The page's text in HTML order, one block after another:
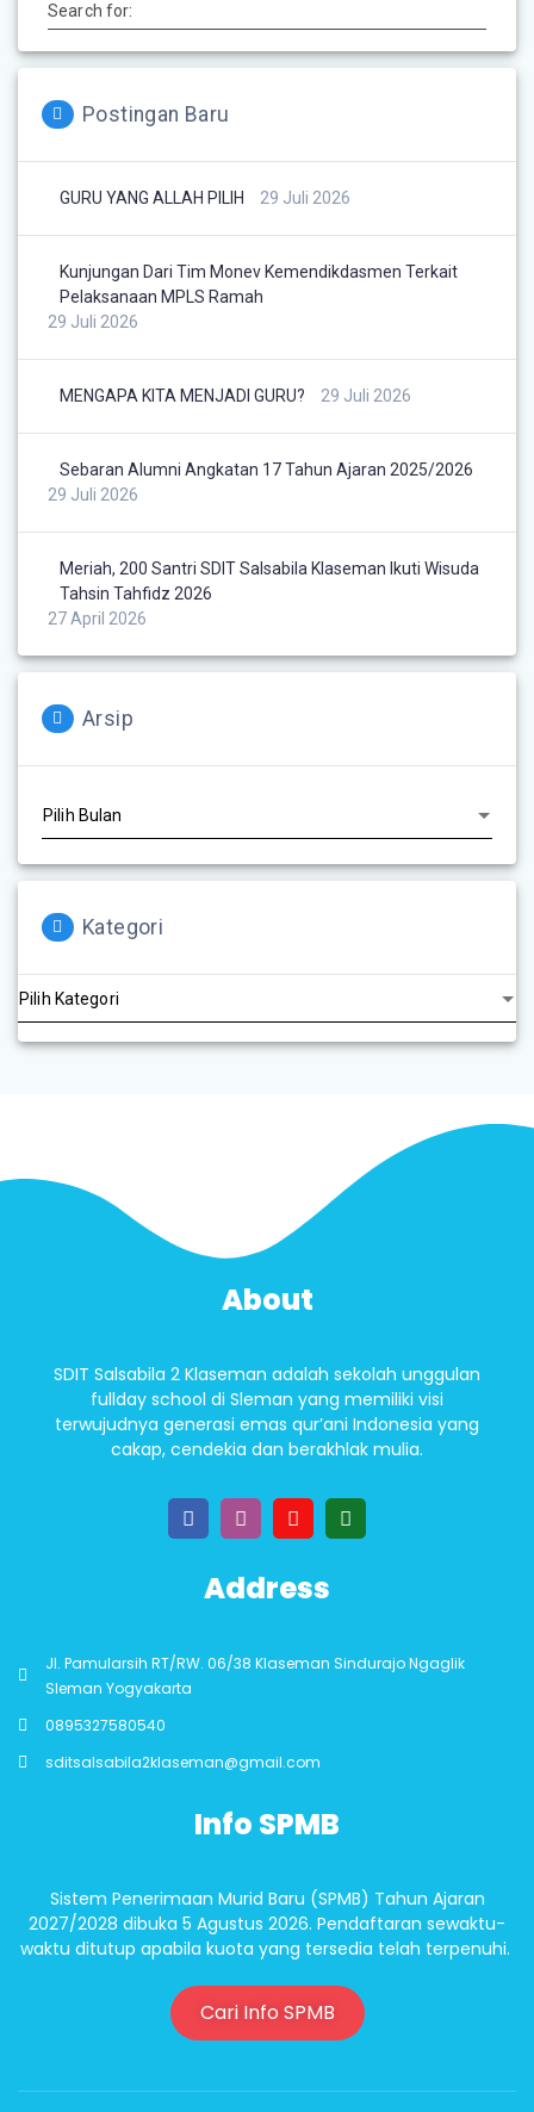
Search for:
Postingan Baru
GURU YANG ALLAH PILIH 29 Juli 2026
Kunjungan Dari Tim Monev Kemendikdasmen Terkait
Pelaksanaan MPLS Ramah
29 Juli 2026
MENGAPA KITA MENJADI GURU? 29 Juli 2026
Sebaran Alumni Angkatan 17 Tahun Ajaran 2025/2026
29 Juli 2026
Meriah, 200 Santri SDIT Salsabila Klaseman Ikuti Wisuda
Tahsin Tahfidz 2026
27 April 2026
Arsip
Kategori
About
SDIT Salsabila 2 Klaseman adalah sekolah unggulan
fullday school di Sleman yang memiliki visi
terwujudnya generasi emas qur’ani Indonesia yang
cakap, cendekia dan berakhlak mulia.
Address
Jl. Pamularsih RT/RW. 06/38 Klaseman Sindurajo Ngaglik
Sleman Yogyakarta
0895327580540
sditsalsabila2klaseman@gmail.com
Info SPMB
Sistem Penerimaan Murid Baru (SPMB) Tahun Ajaran
2027/2028 dibuka 5 Agustus 2026. Pendaftaran sewaktu-
waktu ditutup apabila kuota yang tersedia telah terpenuhi.
Cari Info SPMB